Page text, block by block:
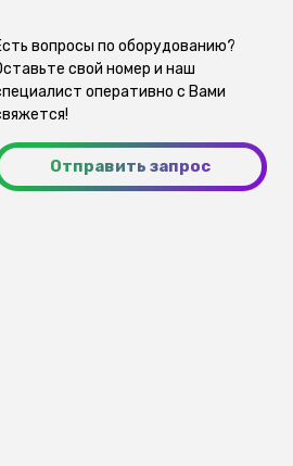
вопросы по оборудованию?
свой номер и наш
оперативно с Вами
Отправить запрос